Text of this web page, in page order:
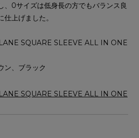
、0サイズは低身長の方でもバランス良
上げました。
SQUARE SLEEVE ALL IN ONE
ン、ブラック
SQUARE SLEEVE ALL IN ONE